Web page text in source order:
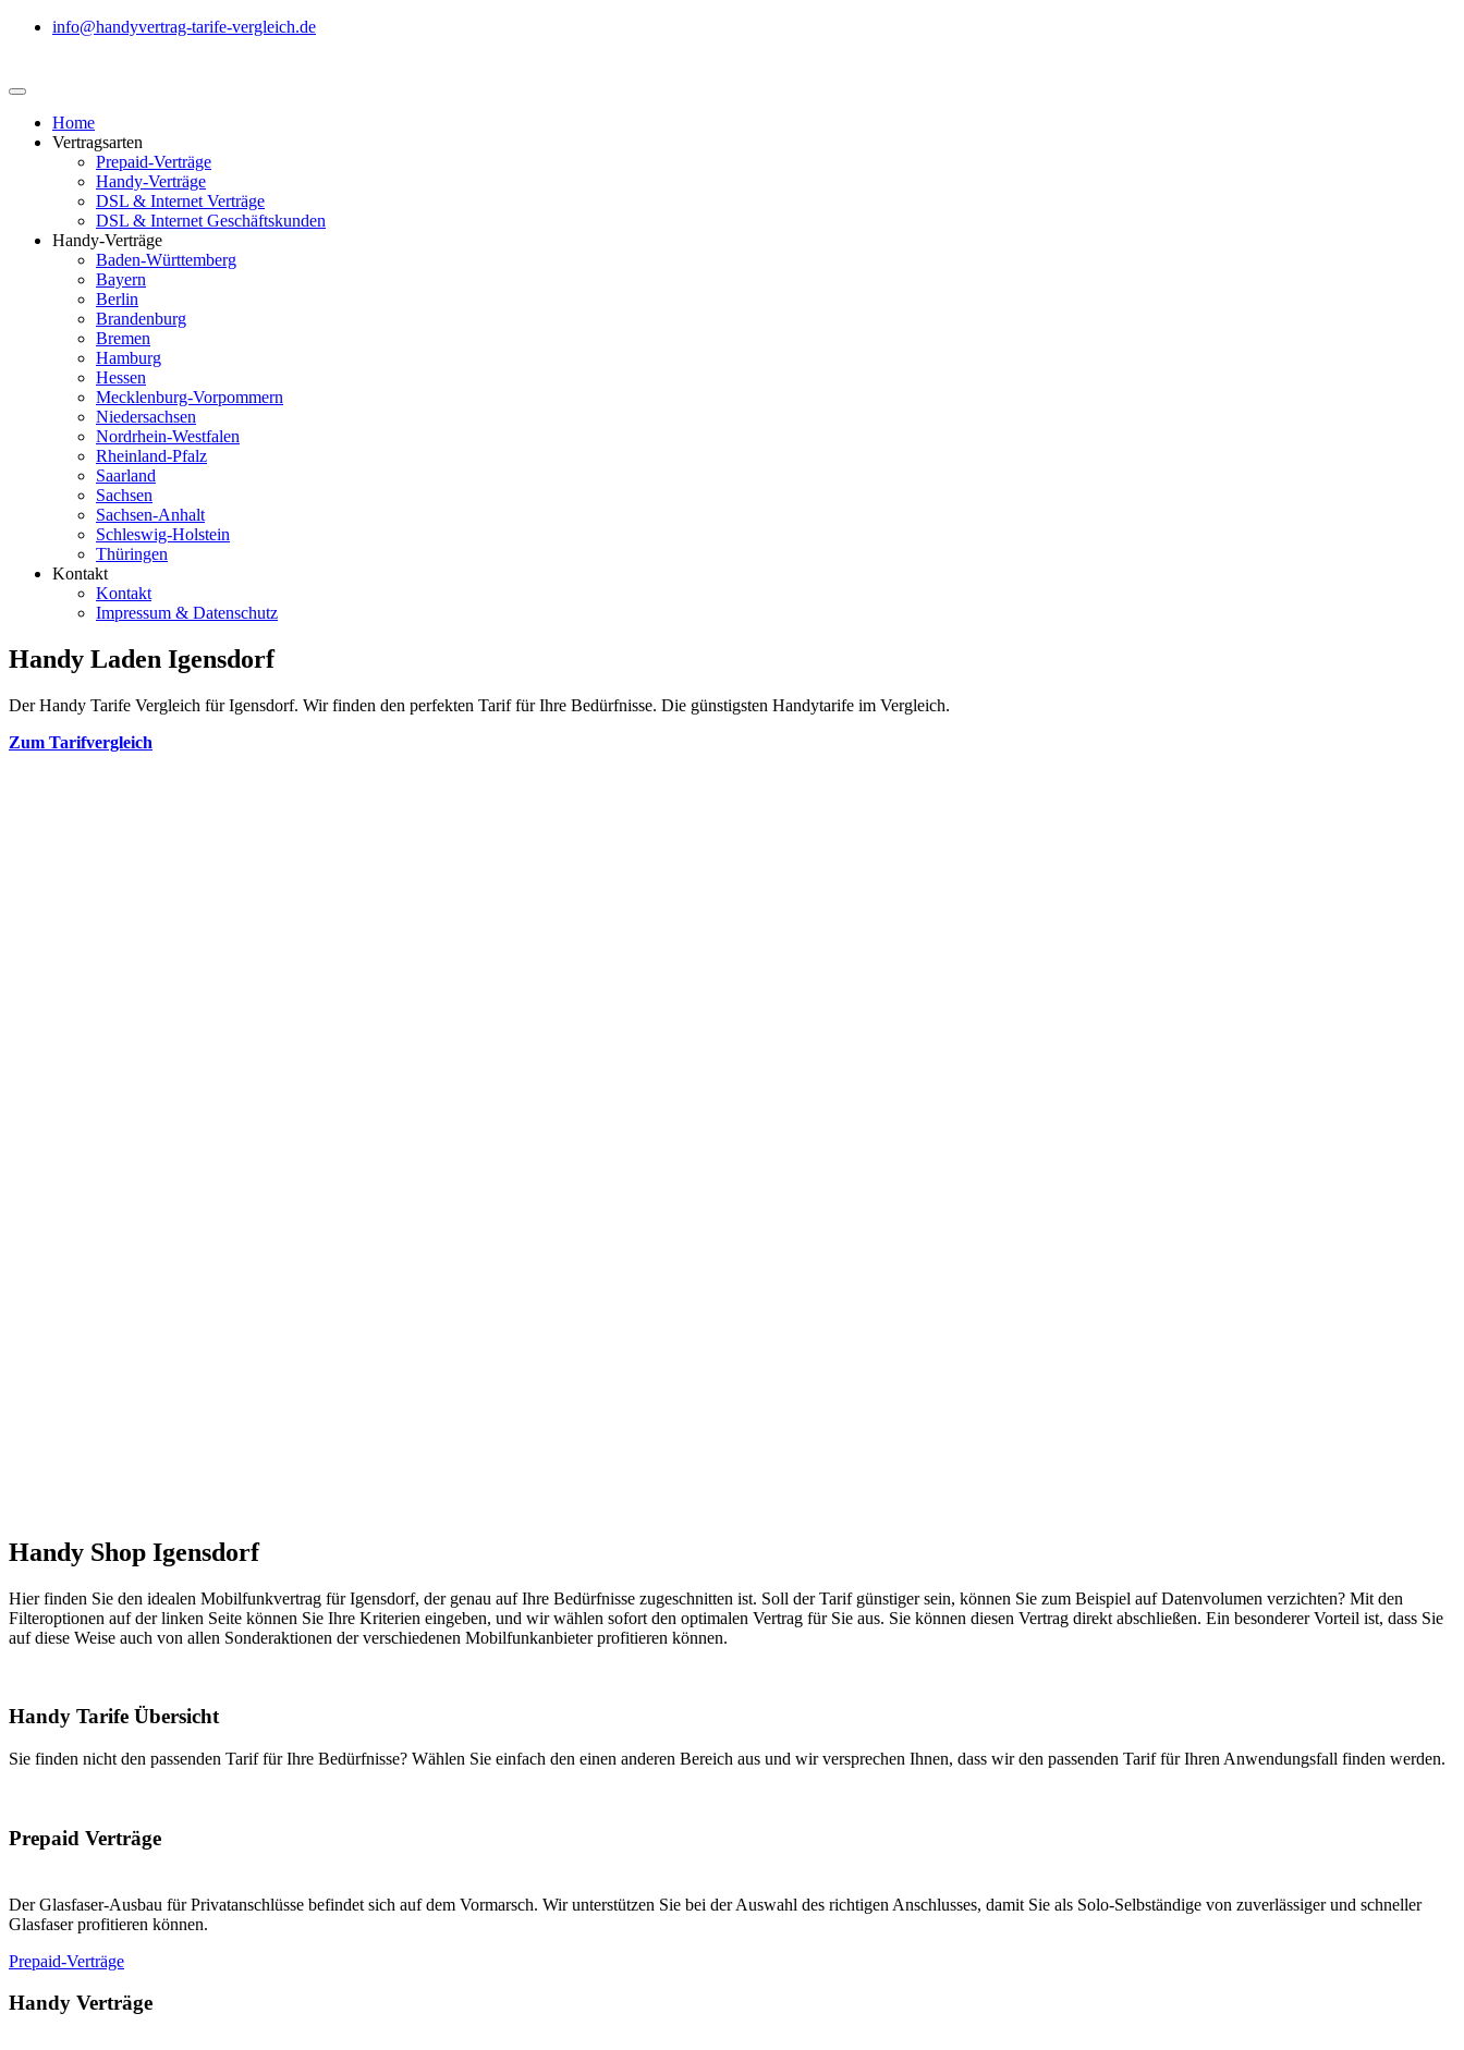
info@handyvertrag-tarife-vergleich.de
Home
Vertragsarten
Prepaid-Verträge
Handy-Verträge
DSL & Internet Verträge
DSL & Internet Geschäftskunden
Handy-Verträge
Baden-Württemberg
Bayern
Berlin
Brandenburg
Bremen
Hamburg
Hessen
Mecklenburg-Vorpommern
Niedersachsen
Nordrhein-Westfalen
Rheinland-Pfalz
Saarland
Sachsen
Sachsen-Anhalt
Schleswig-Holstein
Thüringen
Kontakt
Kontakt
Impressum & Datenschutz
Handy Laden Igensdorf
Der Handy Tarife Vergleich für Igensdorf. Wir finden den perfekten Tarif für Ihre Bedürfnisse. Die günstigsten Handytarife im Vergleich.
Zum Tarifvergleich
Handy Shop Igensdorf
Hier finden Sie den idealen Mobilfunkvertrag für Igensdorf, der genau auf Ihre Bedürfnisse zugeschnitten ist. Soll der Tarif günstiger sein, können Sie zum Beispiel auf Datenvolumen verzichten? Mit den
Filteroptionen auf der linken Seite können Sie Ihre Kriterien eingeben, und wir wählen sofort den optimalen Vertrag für Sie aus. Sie können diesen Vertrag direkt abschließen. Ein besonderer Vorteil ist, dass Sie
auf diese Weise auch von allen Sonderaktionen der verschiedenen Mobilfunkanbieter profitieren können.
Handy Tarife Übersicht
Sie finden nicht den passenden Tarif für Ihre Bedürfnisse? Wählen Sie einfach den einen anderen Bereich aus und wir versprechen Ihnen, dass wir den passenden Tarif für Ihren Anwendungsfall finden werden.
Prepaid Verträge
Der Glasfaser-Ausbau für Privatanschlüsse befindet sich auf dem Vormarsch. Wir unterstützen Sie bei der Auswahl des richtigen Anschlusses, damit Sie als Solo-Selbständige von zuverlässiger und schneller
Glasfaser profitieren können.
Prepaid-Verträge
Handy Verträge